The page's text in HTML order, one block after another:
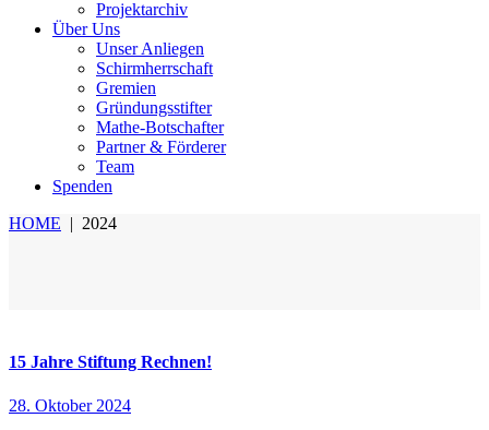
Projektarchiv
Über Uns
Unser Anliegen
Schirmherrschaft
Gremien
Gründungsstifter
Mathe-Botschafter
Partner & Förderer
Team
Spenden
HOME | 2024
15 Jahre Stiftung Rechnen!
28. Oktober 2024